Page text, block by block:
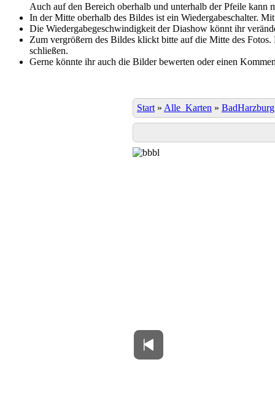
Auch auf den Bereich oberhalb und unterhalb der Pfeile kann
In der Mitte oberhalb des Bildes ist ein Wiedergabeschalter.
Die Wiedergabegeschwindigkeit der Diashow könnt ihr
Zum vergrößern des Bildes klickt bitte auf die Mitte des
schließen.
Gerne könnte ihr auch die Bilder bewerten oder einen
Start » Alle_Karten » BadHarzburg